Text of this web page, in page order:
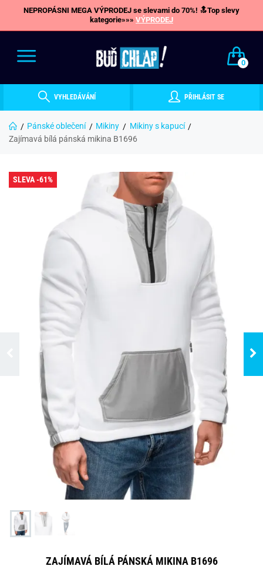
NEPROPÁSNI MEGA VÝPRODEJ se slevami do 70%! 🔝Top slevy
kategorie»»» VÝPRODEJ
0
VYHLEDÁVÁNÍ PŘIHLÁSIT SE
Pánské oblečení Mikiny
Mikiny s kapucí
Zajímavá bílá pánská mikina B1696
SLEVA -61%
ZAJÍMAVÁ BÍLÁ PÁNSKÁ MIKINA B1696